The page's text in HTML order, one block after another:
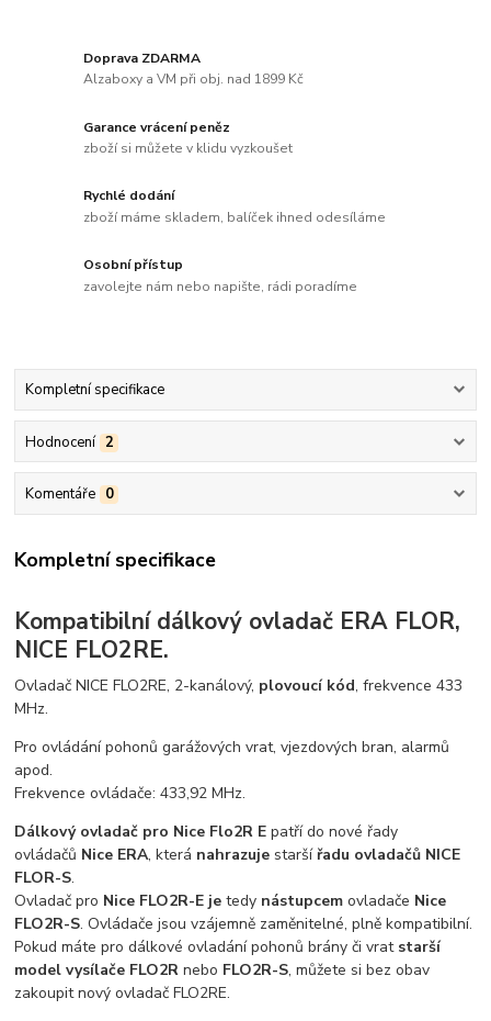
Doprava ZDARMA
Alzaboxy a VM při obj. nad 1899 Kč
Garance vrácení peněz
zboží si můžete v klidu vyzkoušet
Rychlé dodání
zboží máme skladem, balíček ihned odesíláme
Osobní přístup
zavolejte nám nebo napište, rádi poradíme
Kompletní specifikace
Hodnocení 2
Komentáře 0
Kompletní specifikace
Kompatibilní dálkový ovladač ERA FLOR,
NICE FLO2RE.
Ovladač NICE FLO2RE, 2-kanálový, plovoucí kód, frekvence 433
MHz.
Pro ovládání pohonů garážových vrat, vjezdových bran, alarmů
apod.
Frekvence ovládače: 433,92 MHz.
Dálkový ovladač pro Nice Flo2R E patří do nové řady
ovládačů Nice ERA, která nahrazuje starší řadu ovladačů NICE
FLOR-S.
Ovladač pro Nice FLO2R-E je tedy nástupcem ovladače Nice
FLO2R-S. Ovládače jsou vzájemně zaměnitelné, plně kompatibilní.
Pokud máte pro dálkové ovladání pohonů brány či vratstarší
model vysílače FLO2R nebo FLO2R-S, můžete si bez obav
zakoupit nový ovladač FLO2RE.